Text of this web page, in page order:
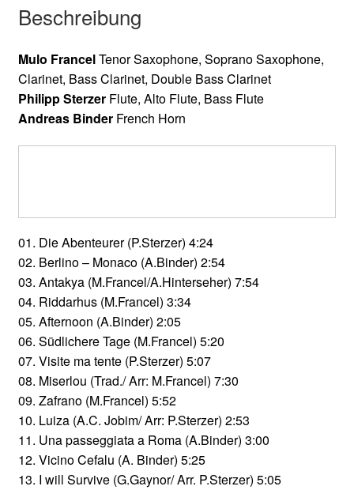
Beschreibung
Mulo FrancelTenor Saxophone, Soprano Saxophone,
Clarinet, Bass Clarinet, Double Bass Clarinet
Philipp SterzerFlute, Alto Flute, Bass Flute
Andreas Binder French Horn
01. Die Abenteurer (P.Sterzer) 4:24
02. Berlino – Monaco (A.Binder) 2:54
03. Antakya (M.Francel/A.Hinterseher) 7:54
04. Riddarhus (M.Francel) 3:34
05. Afternoon (A.Binder) 2:05
06. Südlichere Tage (M.Francel) 5:20
07. Visite ma tente (P.Sterzer) 5:07
08. Miserlou (Trad./ Arr: M.Francel) 7:30
09. Zafrano (M.Francel) 5:52
10. Luiza (A.C. Jobim/ Arr: P.Sterzer) 2:53
11. Una passeggiata a Roma (A.Binder) 3:00
12. Vicino Cefalu (A. Binder) 5:25
13. I will Survive (G.Gaynor/ Arr. P.Sterzer) 5:05